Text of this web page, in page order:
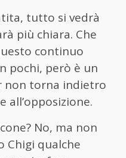
tutto si vedrà
più chiara. Che
continuo
pochi, però è un
non torna indietro
all’opposizione.
No, ma non
Chigi qualche